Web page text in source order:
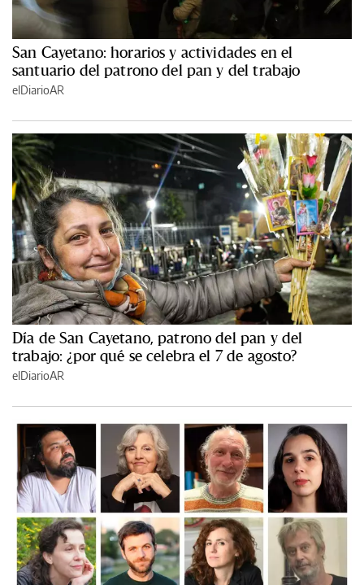
San Cayetano: horarios y actividades en el
santuario del patrono del pan y del trabajo
elDiarioAR
Día de San Cayetano, patrono del pan y del
trabajo: ¿por qué se celebra el 7 de agosto?
elDiarioAR